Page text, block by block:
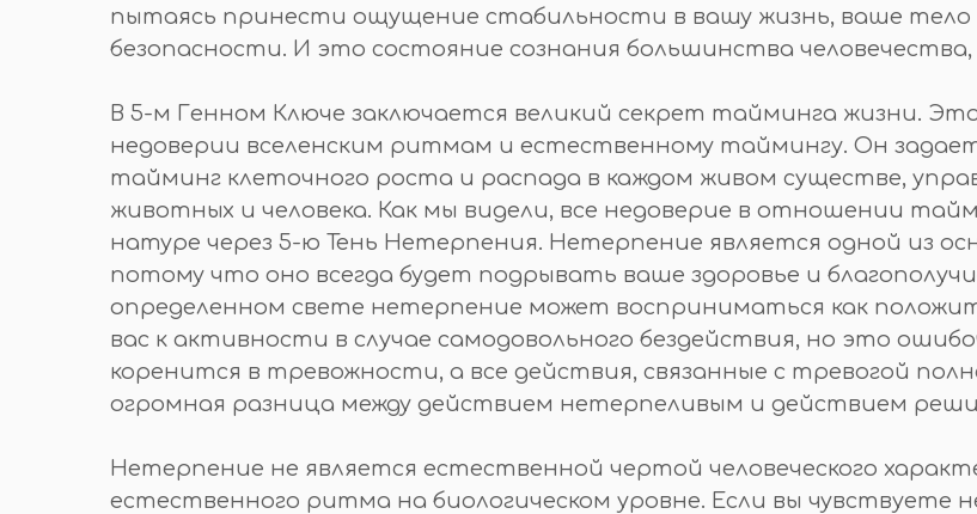
пытаясь принести ощущение стабильности в вашу жизнь, ваше тело
безопасности. И это состояние сознания большинства
В 5-м Генном Ключе заключается великий секрет тайминга жизни.
недоверии вселенским ритмам и естественному таймингу. Он
тайминг клеточного роста и распада в каждом живом существе,
животных и человека. Как мы видели, все недоверие в отношении
натуре через 5-ю Тень Нетерпения. Нетерпение является одной из
потому что оно всегда будет подрывать ваше здоровье и
определенном свете нетерпение может восприниматься как
вас к активности в случае самодовольного бездействия, но это
коренится в тревожности, а все действия, связанные с тревогой
огромная разница между действием нетерпеливым и действием
Нетерпение не является естественной чертой человеческого
естественного ритма на биологическом уровне. Если вы чувствуете